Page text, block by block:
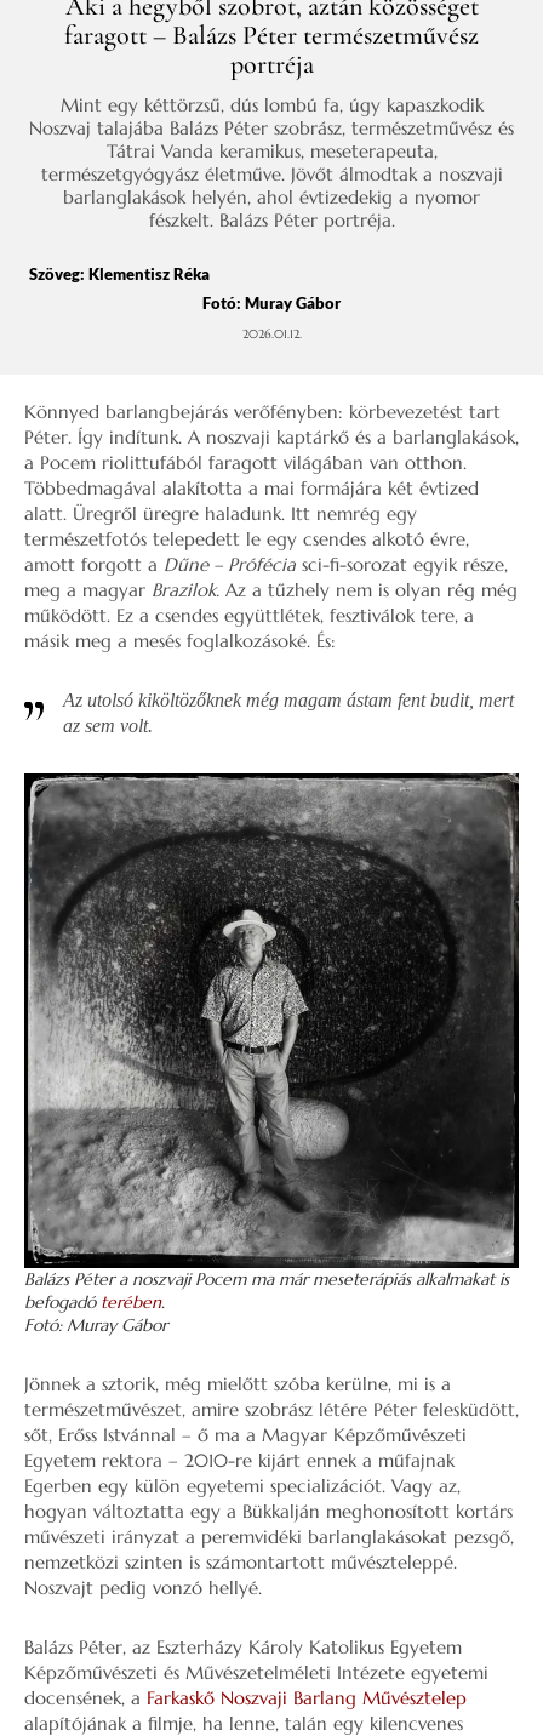
faragott – Balázs Péter természetművész
portréja
Mint egy kéttörzsű, dús lombú fa, úgy kapaszkodik
Noszvaj talajába Balázs Péter szobrász, természetművész és
Tátrai Vanda keramikus, meseterapeuta,
természetgyógyász életműve. Jövőt álmodtak a noszvaji
barlanglakások helyén, ahol évtizedekig a nyomor
fészkelt. Balázs Péter portréja.
Szöveg: Klementisz Réka
Fotó: Muray Gábor
2026.01.12.
Könnyed barlangbejárás verőfényben: körbevezetést tart
Péter. Így indítunk. A noszvaji kaptárkő és a barlanglakások,
a Pocem riolittufából faragott világában van otthon.
Többedmagával alakította a mai formájára két évtized
alatt. Üregről üregre haladunk. Itt nemrég egy
természetfotós telepedett le egy csendes alkotó évre,
amott forgott a Dűne – Prófécia sci-fi-sorozat egyik része,
meg a magyar Brazilok. Az a tűzhely nem is olyan rég még
működött. Ez a csendes együttlétek, fesztiválok tere, a
másik meg a mesés foglalkozásoké. És:
Az utolsó kiköltözőknek még magam ástam fent budit, mert
az sem volt.
Balázs Péter a noszvaji Pocem ma már meseterápiás alkalmakat is
befogadó terében.
Fotó: Muray Gábor
Jönnek a sztorik, még mielőtt szóba kerülne, mi is a
természetművészet, amire szobrász létére Péter felesküdött,
sőt, Erőss Istvánnal – ő ma a Magyar Képzőművészeti
Egyetem rektora – 2010-re kijárt ennek a műfajnak
Egerben egy külön egyetemi specializációt. Vagy az,
hogyan változtatta egy a Bükkalján meghonosított kortárs
művészeti irányzat a peremvidéki barlanglakásokat pezsgő,
nemzetközi szinten is számontartott művészteleppé.
Noszvajt pedig vonzó hellyé.
Balázs Péter, az Eszterházy Károly Katolikus Egyetem
Képzőművészeti és Művészetelméleti Intézete egyetemi
docensének, a Farkaskő Noszvaji Barlang Művésztelep
alapítójának a filmje, ha lenne, talán egy kilencvenes